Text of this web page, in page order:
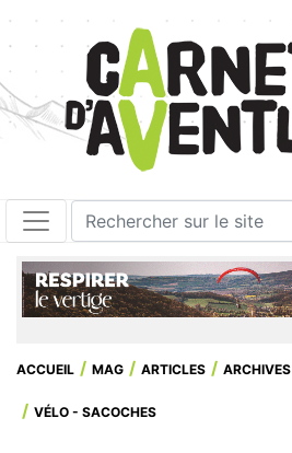
ACCUEIL MAG ARTICLES ARCHIVES
VÉLO - SACOCHES